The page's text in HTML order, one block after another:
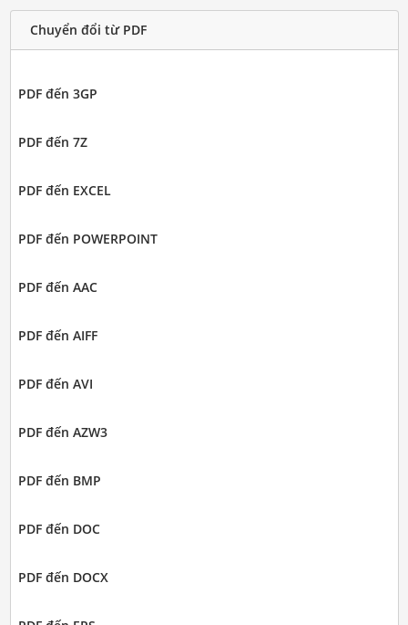
Chuyển đổi từ PDF
PDF đến 3GP
PDF đến 7Z
PDF đến EXCEL
PDF đến POWERPOINT
PDF đến AAC
PDF đến AIFF
PDF đến AVI
PDF đến AZW3
PDF đến BMP
PDF đến DOC
PDF đến DOCX